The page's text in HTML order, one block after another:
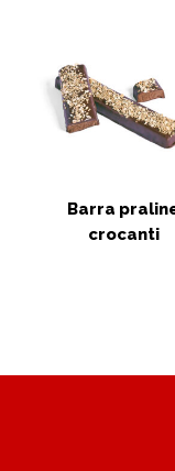
Barra
crocanti